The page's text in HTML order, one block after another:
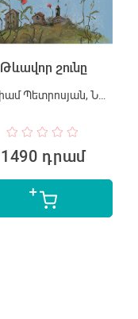
Թևավոր շունը
Մարիամ Պետրոսյան, Նաիրա Մուրադյան
1490 դրամ